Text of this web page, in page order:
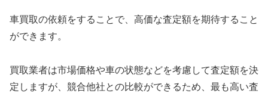
車買取の依頼をすることで、高価な査定額を期待すること
ができます。
買取業者は市場価格や車の状態などを考慮して査定額を決
定しますが、競合他社との比較ができるため、最も高い査